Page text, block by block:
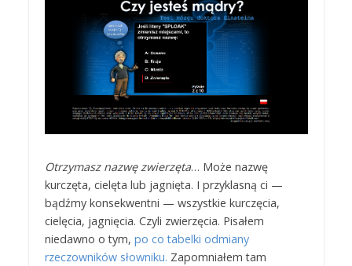
Otrzymasz nazwę zwierzęta… Może nazwę
kurczęta, cielęta lub jagnięta. I przyklasną ci —
bądźmy konsekwentni — wszystkie kurczęcia,
cielęcia, jagnięcia. Czyli zwierzęcia. Pisałem
niedawno o tym, po co tabelki odmiany
rzeczowników słowniku. Zapomniałem tam